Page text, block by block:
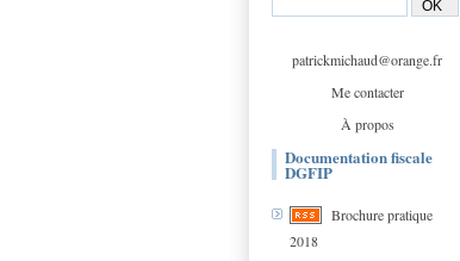
patrickmichaud@orange.fr
Me contacter
À propos
Documentation fiscale
DGFIP
Brochure pratique
2018